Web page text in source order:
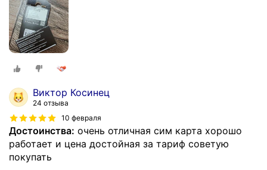
Виктор Косинец
24 отзыва
10 февраля
Достоинства: очень отличная сим карта хорошо
работает и цена достойная за тариф советую
покупать